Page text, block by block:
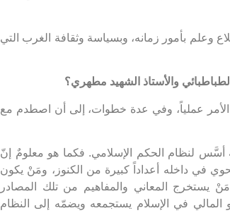
وعلم بأمور زمانه، وبسياسة وثقافة الغرب التي
والأستاذ الشهيد مطهري؟
عملياً، وفي عدة خطوات، إلى أن اصطدم مع
أسَّس لنظام الحكم الإسلامي. فكما هو معلومٌ إنّ
يحوي في داخله أعداداً كبيرة من الكنوز، ومَنْ يكون
يستخرج المعاني والمفاهيم من تلك المصادر
المالي في الإسلام يستجمعه ويضمّه إلى النظام